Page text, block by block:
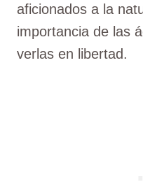
aficionados a la
importancia de las
verlas en libertad.